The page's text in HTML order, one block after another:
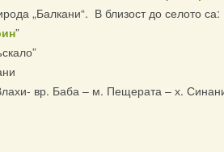
„Балкани“. В близост до селото са:
”
вр. Баба – м. Пещерата – х.